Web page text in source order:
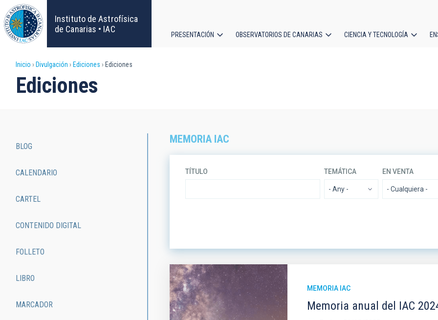
Pasar
al
contenido
principal
Instituto de Astrofísica
de Canarias • IAC
PRESENTACIÓN OBSERVATORIOS DE CANARIAS CIENCIA Y TECNOLOGÍA
Sobrescribir
enlaces
la
navegación
Inicio Divulgación Ediciones Ediciones
Ediciones
MEMORIA IAC
TÍTULO TEMÁTICA
- Any -
EN VENTA
MEMORIA IAC
Memoria anual del IAC
navigation
BLOG
CALENDARIO
CARTEL
CONTENIDO DIGITAL
FOLLETO
LIBRO
MARCADOR